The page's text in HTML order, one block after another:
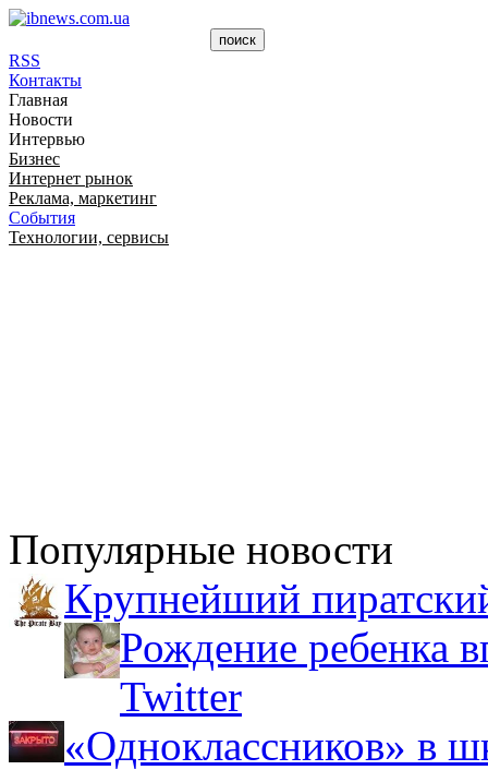
RSS
Контакты
Главная
Новости
Интервью
Бизнес
Интернет рынок
Реклама, маркетинг
События
Технологии, сервисы
Популярные новости
Крупнейший
Рождение ребенка
Twitter
«Одноклассников» в